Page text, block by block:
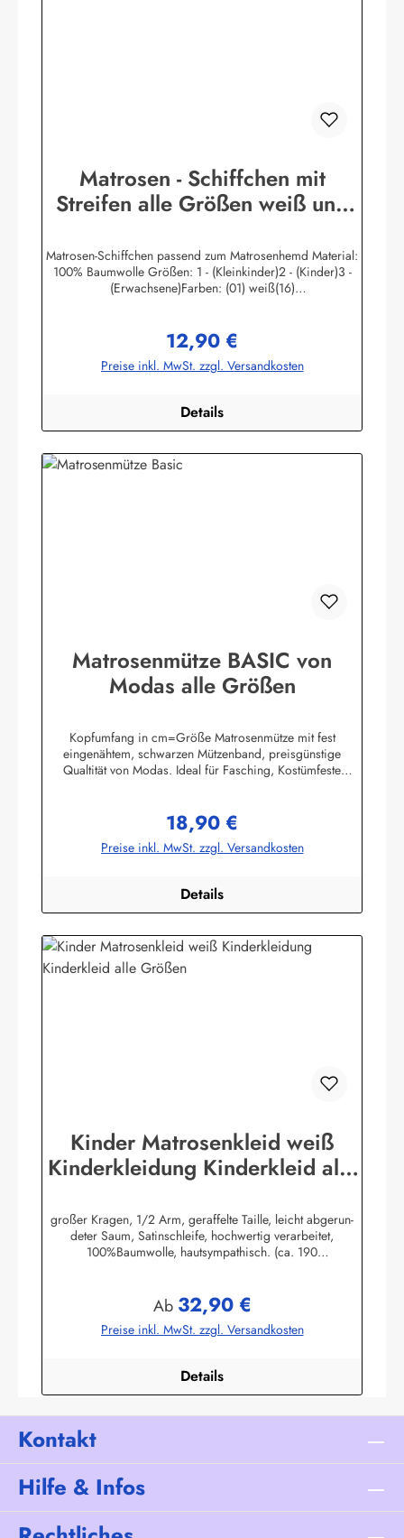
Matrosen - Schiffchen mit
Streifen alle Größen weiß und
Matrosen-Schiffchen passend zum Matrosenhemd Material:
100% Baumwolle Größen: 1 - (Kleinkinder)2 - (Kinder)3 -
(Erwachsene)Farben: (01) weiß(16)
bekleidung.de
Regulärer Preis:
12,90 €
Preise inkl. MwSt. zzgl. Versandkosten
Details
Matrosenmütze BASIC von
Modas alle Größen
Kopfumfang in cm=Größe Matrosenmütze mit fest
eingenähtem, schwarzen Mützenband, preisgünstige
Qualtität von Modas. Ideal für Fasching, Kostümfeste
Wittmundinfo@modas-bekleidung.de
Regulärer Preis:
18,90 €
Preise inkl. MwSt. zzgl. Versandkosten
Details
Kinder Matrosenkleid weiß
Kinderkleidung Kinderkleid alle
großer Kragen, 1/2 Arm, geraffelte Taille, leicht abgerun-
deter Saum, Satinschleife, hochwertig verarbeitet,
100%Baumwolle, hautsympathisch. (ca. 190
bekleidung.de
Regulärer Preis:
Ab 32,90 €
Preise inkl. MwSt. zzgl. Versandkosten
Details
Kontakt
Hilfe & Infos